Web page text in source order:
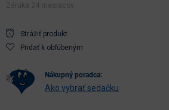
Záruka 24 mesiacov
Strážiť produkt
Pridať k obľúbeným
nákupný poradca:
Ako vybrať sedačku